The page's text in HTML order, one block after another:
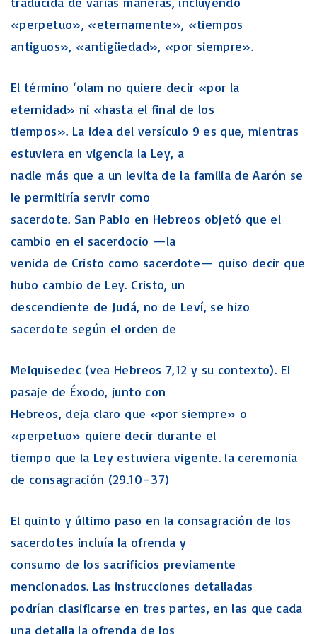
«perpetuo», «eternamente», «tiempos
antiguos», «antigüedad», «por siempre».
El término ‘olam no quiere decir «por la
eternidad» ni «hasta el final de los
tiempos». La idea del versículo 9 es que, mientras
estuviera en vigencia la Ley, a
nadie más que a un levita de la familia de Aarón se
le permitiría servir como
sacerdote. San Pablo en Hebreos objetó que el
cambio en el sacerdocio —la
venida de Cristo como sacerdote— quiso decir que
hubo cambio de Ley. Cristo, un
descendiente de Judá, no de Leví, se hizo
sacerdote según el orden de
Melquisedec (vea Hebreos 7,12 y su contexto). El
pasaje de Éxodo, junto con
Hebreos, deja claro que «por siempre» o
«perpetuo» quiere decir durante el
tiempo que la Ley estuviera vigente. la ceremonia
de consagración (29.10–37)
El quinto y último paso en la consagración de los
sacerdotes incluía la ofrenda y
consumo de los sacrificios previamente
mencionados. Las instrucciones detalladas
podrían clasificarse en tres partes, en las que cada
una detalla la ofrenda de los